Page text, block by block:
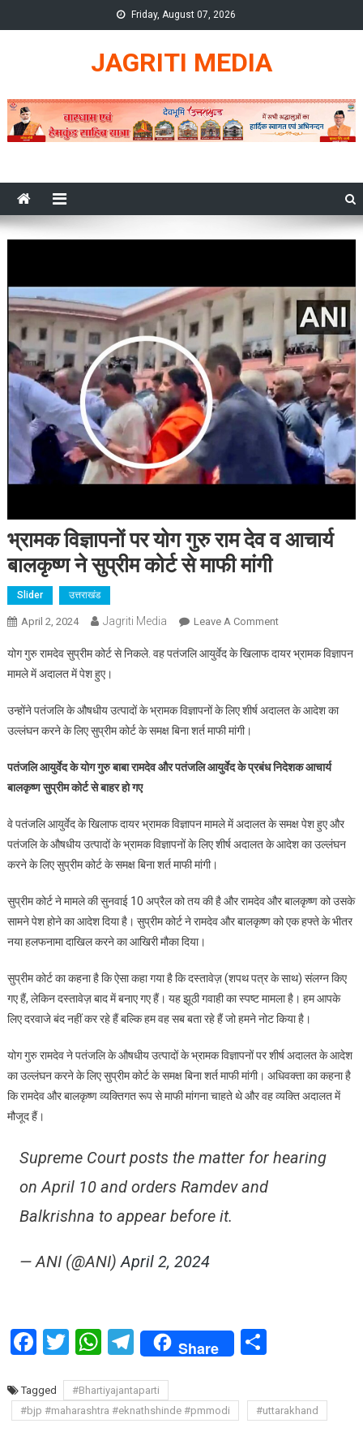
to
Friday, August 07, 2026
JAGRITI MEDIA
भ्रामक विज्ञापनों पर योग गुरु राम देव व आचार्य
बालकृष्ण ने सुप्रीम कोर्ट से माफी मांगी
Slider उत्तराखंड
April 2, 2024 Jagriti Media Leave A CommentOn
विज्ञापनों
गुरु
व
ने
सुप्रीम
माफी
मांगी
योग गुरु रामदेव सुप्रीम कोर्ट से निकले. वह पतंजलि आयुर्वेद के खिलाफ दायर भ्रामक विज्ञापन
मामले में अदालत में पेश हुए।
उन्होंने पतंजलि के औषधीय उत्पादों के भ्रामक विज्ञापनों के लिए शीर्ष अदालत के आदेश का
उल्लंघन करने के लिए सुप्रीम कोर्ट के समक्ष बिना शर्त माफी मांगी।
पतंजलि आयुर्वेद के योग गुरु बाबा रामदेव और पतंजलि आयुर्वेद के प्रबंध निदेशक आचार्य
बालकृष्ण सुप्रीम कोर्ट से बाहर हो गए
वे पतंजलि आयुर्वेद के खिलाफ दायर भ्रामक विज्ञापन मामले में अदालत के समक्ष पेश हुए और
पतंजलि के औषधीय उत्पादों के भ्रामक विज्ञापनों के लिए शीर्ष अदालत के आदेश का उल्लंघन
करने के लिए सुप्रीम कोर्ट के समक्ष बिना शर्त माफी मांगी।
सुप्रीम कोर्ट ने मामले की सुनवाई 10 अप्रैल को तय की है और रामदेव और बालकृष्ण को उसके
सामने पेश होने का आदेश दिया है। सुप्रीम कोर्ट ने रामदेव और बालकृष्ण को एक हफ्ते के भीतर
नया हलफनामा दाखिल करने का आखिरी मौका दिया।
सुप्रीम कोर्ट का कहना है कि ऐसा कहा गया है कि दस्तावेज़ (शपथ पत्र के साथ) संलग्न किए
गए हैं, लेकिन दस्तावेज़ बाद में बनाए गए हैं। यह झूठी गवाही का स्पष्ट मामला है। हम आपके
लिए दरवाजे बंद नहीं कर रहे हैं बल्कि हम वह सब बता रहे हैं जो हमने नोट किया है।
योग गुरु रामदेव ने पतंजलि के औषधीय उत्पादों के भ्रामक विज्ञापनों पर शीर्ष अदालत के आदेश
का उल्लंघन करने के लिए सुप्रीम कोर्ट के समक्ष बिना शर्त माफी मांगी। अधिवक्ता का कहना है
कि रामदेव और बालकृष्ण व्यक्तिगत रूप से माफी मांगना चाहते थे और वह व्यक्ति अदालत में
मौजूद हैं।
Supreme Court posts the matter for hearing
on April 10 and orders Ramdev and
Balkrishna to appear before it.
— ANI (@ANI) April 2, 2024
Facebook
Twitter
WhatsApp
Telegram
Share Share
Tagged
#Bhartiyajantaparti
#bjp #maharashtra #eknathshinde #pmmodi
#uttarakhand